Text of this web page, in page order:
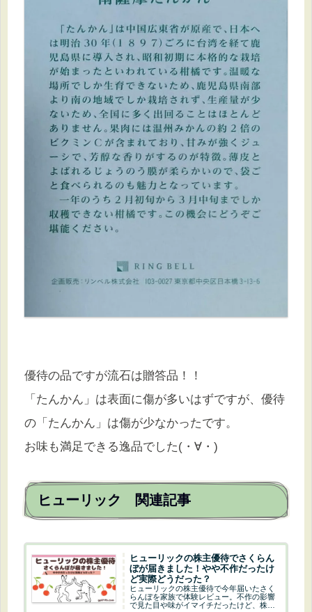
優待の品ですが流石は贈答品！！
「たんかん」は表面に傷が多いはずですが、優待
の「たんかん」は傷が少なかったです。
お味も満足できる逸品でした(・∀・)
ヒューリック 関連記事
ヒューリックの株主優待でさくらん
ぼが届きました！やや不作だったけ
ど実際どうだった？
ヒューリックの株主優待で今年届いたさく
らんぼを家族で体験レビュー。不作の影響
で見た目や味がイマイチだったけど、株主